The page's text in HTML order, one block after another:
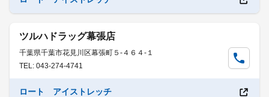
ツルハドラッグ幕張店
千葉県千葉市花見川区幕張町５-４６４-１
TEL: 043-274-4741
ロート アイストレッチ